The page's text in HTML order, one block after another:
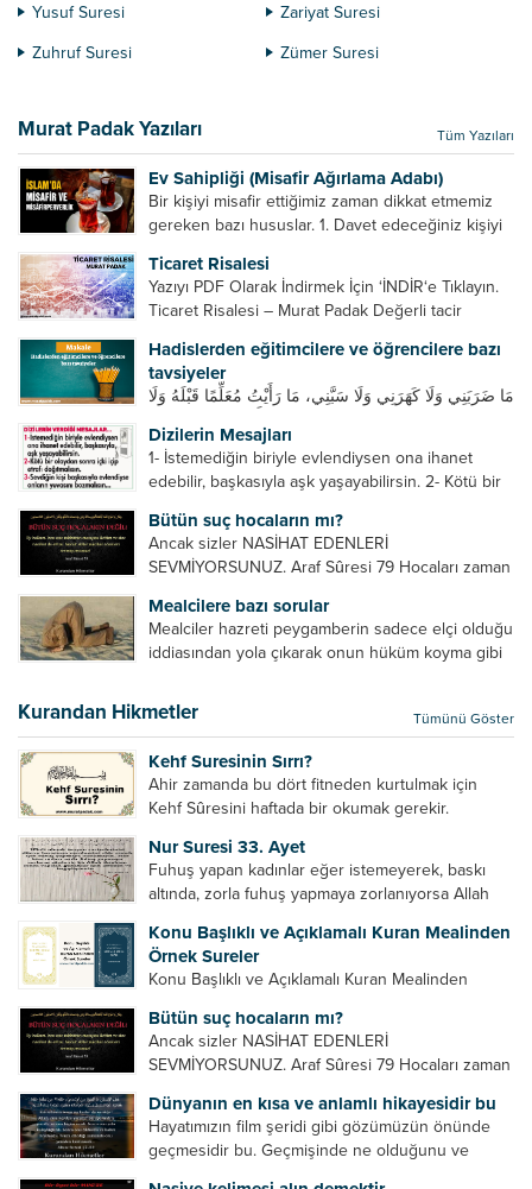
Yusuf Suresi
Zariyat Suresi
Zuhruf Suresi
Zümer Suresi
Murat Padak Yazıları Tüm Yazıları
Ev Sahipliği (Misafir Ağırlama Adabı)
Bir kişiyi misafir ettiğimiz zaman dikkat etmemiz
gereken bazı hususlar. 1. Davet edeceğiniz kişiyi
önce, bir hafta önce veya gün içinde davet edin....
Ticaret Risalesi
Yazıyı PDF Olarak İndirmek İçin ‘İNDİR‘e Tıklayın.
Ticaret Risalesi – Murat Padak Değerli tacir
ticaret yapmaktır. Peygamber efendimiz de ticaret
yapmıştır. Hz. Hatice...
Hadislerden eğitimcilere ve öğrencilere bazı
tavsiyeler
مَا ضَرَبَنِي وَلَا كَهَرَنِي وَلَا سَبَّنِي، مَا رَأَيْتُ مُعَلِّمًا قَبْلَهُ وَلَا
ve sellem beni dövmedi, azarlamadı ve bana
sövmedi. Ben ne ondan önce...
Dizilerin Mesajları
1- İstemediğin biriyle evlendiysen ona ihanet
edebilir, başkasıyla aşk yaşayabilirsin. 2- Kötü bir
Sevdiğin kişi başkasıyla evlendiyse onların
yuvasını bozmalısın. 4- Hiçbir dizide...
Bütün suç hocaların mı?
Ancak sizler NASİHAT EDENLERİ
SEVMİYORSUNUZ. Araf Sûresi 79 Hocaları zaman
geliştirmeleri hususunda bazen açık bazen gizli
tenkitlerde bulunmuşuzdur. Örneğin hocalarda
olması gereken hususları sıralar ve...
Mealcilere bazı sorular
Mealciler hazreti peygamberin sadece elçi olduğu
iddiasından yola çıkarak onun hüküm koyma gibi
elçilik yaptığı makam adına teşri yapamaz. Sadece
elçi kelimesinin manasından...
Kurandan Hikmetler Tümünü Göster
Kehf Suresinin Sırrı?
Ahir zamanda bu dört fitneden kurtulmak için
Kehf Sûresini haftada bir okumak gerekir.
din algısı, yanlış din öğreten hoca algısını yenmek
vb. Dini doğru...
Nur Suresi 33. Ayet
Fuhuş yapan kadınlar eğer istemeyerek, baskı
altında, zorla fuhuş yapmaya zorlanıyorsa Allah
cariyelerinizi dünya hayatının menfaatini elde
etmek için fuhuş yapmaya zorlamayın. Her...
Konu Başlıklı ve Açıklamalı Kuran Mealinden
Örnek Sureler
Konu Başlıklı ve Açıklamalı Kuran Mealinden
Bütün suç hocaların mı?
Ancak sizler NASİHAT EDENLERİ
SEVMİYORSUNUZ. Araf Sûresi 79 Hocaları zaman
geliştirmeleri hususunda bazen açık bazen gizli
tenkitlerde bulunmuşuzdur. Örneğin hocalarda
olması gereken hususları sıralar ve...
Dünyanın en kısa ve anlamlı hikayesidir bu
Hayatımızın film şeridi gibi gözümüzün önünde
geçmesidir bu. Geçmişinde ne olduğunu ve